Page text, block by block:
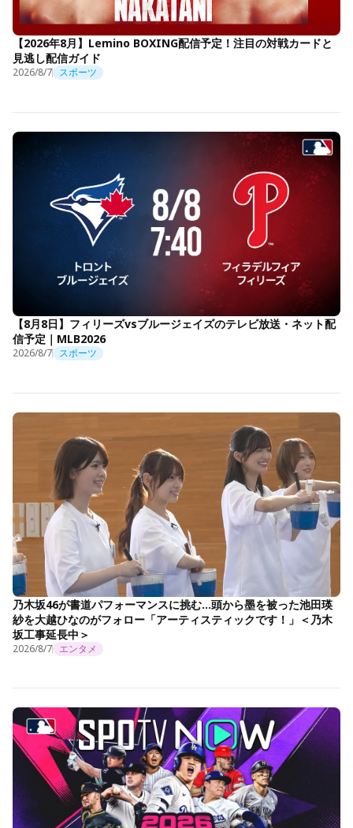
【2026年8月】Lemino BOXING配信予定！注目の対戦カードと
見逃し配信ガイド
2026/8/7 スポーツ
【8月8日】フィリーズvsブルージェイズのテレビ放送・ネット配
信予定｜MLB2026
2026/8/7 スポーツ
乃木坂46が書道パフォーマンスに挑む…頭から墨を被った池田瑛
紗を大越ひなのがフォロー「アーティスティックです！」＜乃木
坂工事延長中＞
2026/8/7 エンタメ